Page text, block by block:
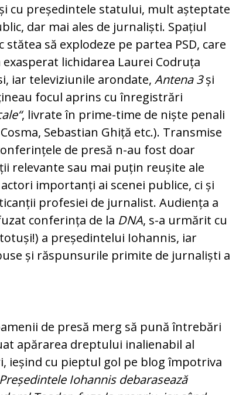
și cu președintele statului, mult aș­teptate
dar mai ales de jurnaliști. Spațiul
stătea să ex­plo­deze pe partea PSD, care
exasperat lichidarea La­u­rei Codruța
iar te­le­viziunile arondate,Antena 3și
focul aprins cu înregistrări
, livrate în prime-time de niște penali
Sebastian Ghiță etc.). Transmise
de presă n-au fost doar
relevante sau mai puțin reușite ale
importanți ai scenei publice, ci și
profesiei de jurnalist. Au­diența a
co­n­fe­rința de la DNA, s-a urmărit cu
a președintelui Io­hannis, iar
și răspunsurile primite de jurnaliști a
de pre­să merg să pună întrebări
apărarea dreptului inalienabil al
ieșind cu pieptul gol pe blog împotriva
Iohannis debar­a­sează